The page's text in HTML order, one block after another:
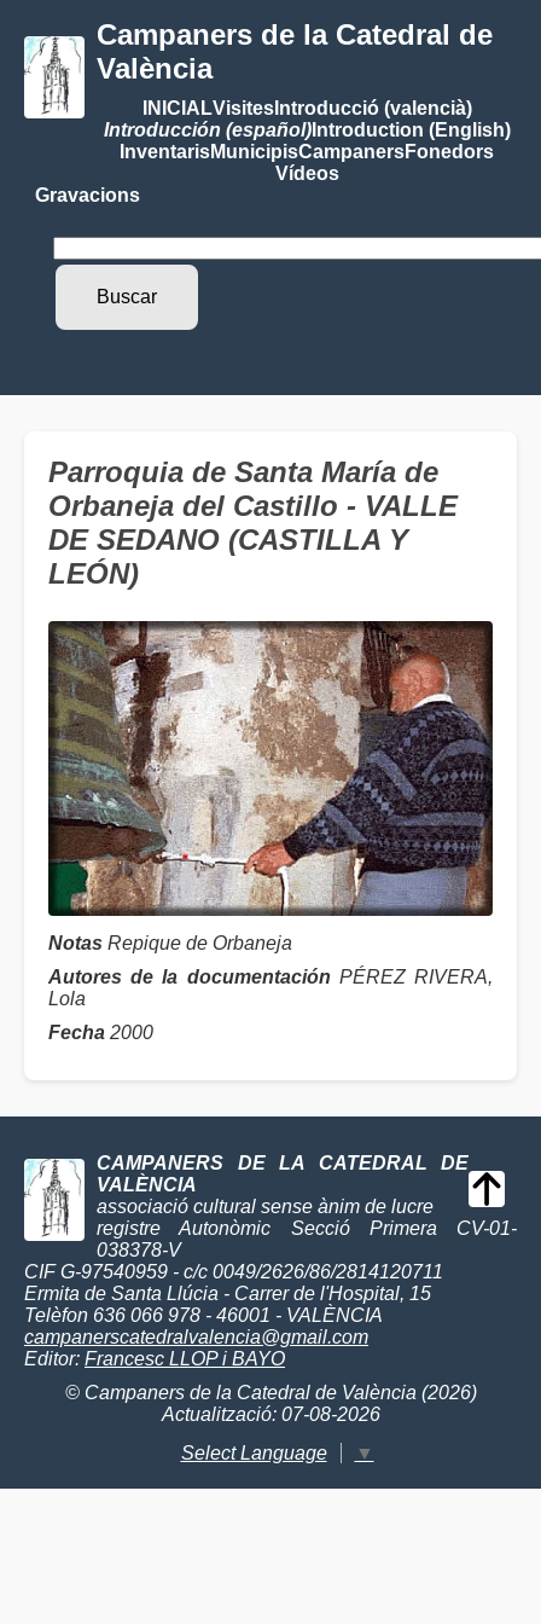
Campaners de la Catedral de
València
INICIALVisitesIntroducció (valencià)
Introducción (español)Introduction (English)
InventarisMunicipisCampanersFonedors
Vídeos
Gravacions
Parroquia de Santa María de
Orbaneja del Castillo - VALLE
DE SEDANO (CASTILLA Y
LEÓN)
Notas Repique de Orbaneja
Autores de la documentación PÉREZ RIVERA,
Lola
Fecha 2000
CAMPANERS DE LA CATEDRAL DE
VALÈNCIA
associació cultural sense ànim de lucre
registre Autonòmic Secció Primera CV-01-
038378-V
CIF G-97540959 - c/c 0049/2626/86/2814120711
Ermita de Santa Llúcia - Carrer de l'Hospital, 15
Telèfon 636 066 978 - 46001 - VALÈNCIA
campanerscatedralvalencia@gmail.com
Editor: Francesc LLOP i BAYO
© Campaners de la Catedral de València (2026)
Actualització: 07-08-2026
Select Language
▼